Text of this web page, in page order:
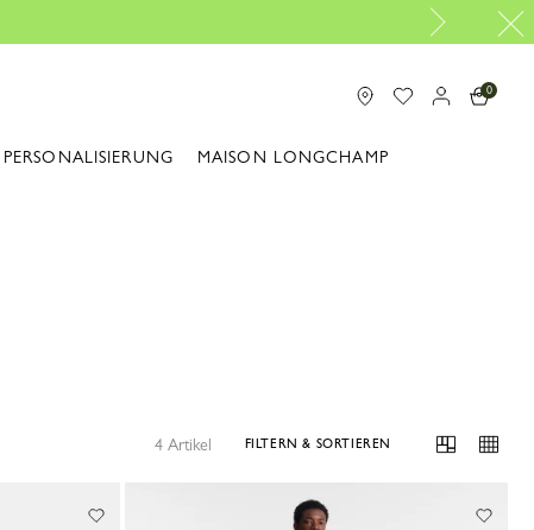
0
PERSONALISIERUNG MAISON LONGCHAMP
4 Artikel FILTERN & SORTIEREN